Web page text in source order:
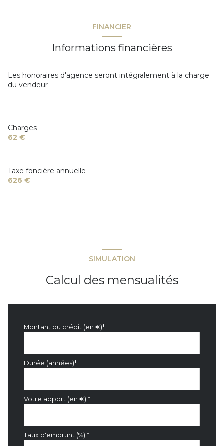
FINANCIER
Informations financières
Les honoraires d'agence seront intégralement à la charge
du vendeur
Charges
62 €
Taxe foncière annuelle
626 €
SIMULATION
Calcul des mensualités
Montant du crédit (en €)*
Durée (années)*
Votre apport (en €) *
Taux d'emprunt (%) *